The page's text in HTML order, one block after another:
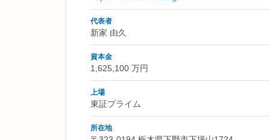
代表者
新家 由久
資本金
1,625,100 万円
上場
東証プライム
所在地